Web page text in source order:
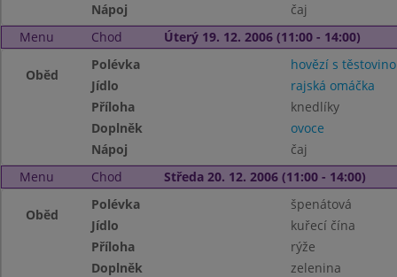
Nápoj
čaj
Menu
Chod Úterý 19. 12. 2006 (11:00 - 14:00)
Oběd
Polévka
hovězí s
Jídlo
rajská omáčka
Příloha
knedlíky
Doplněk
ovoce
Nápoj
čaj
Menu
Chod Středa 20. 12. 2006 (11:00 - 14:00)
Oběd
Polévka
špenátová
Jídlo
kuřecí čína
Příloha
rýže
Doplněk
zelenina